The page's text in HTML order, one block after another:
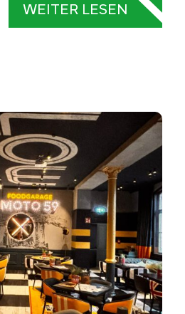
WEITER LESEN